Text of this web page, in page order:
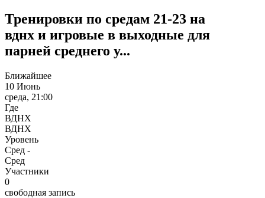
Тренировки по средам 21-23 на
вднх и игровые в выходные для
парней среднего у...
Ближайшее
10 Июнь
среда, 21:00
Где
ВДНХ
ВДНХ
Уровень
Сред -
Сред
Участники
0
свободная запись